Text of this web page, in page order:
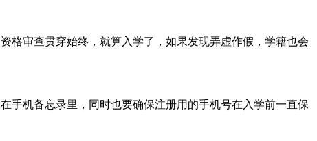
审查贯穿始终，就算入学了，如果发现弄虚作假，学籍也会
机备忘录里，同时也要确保注册用的手机号在入学前一直保